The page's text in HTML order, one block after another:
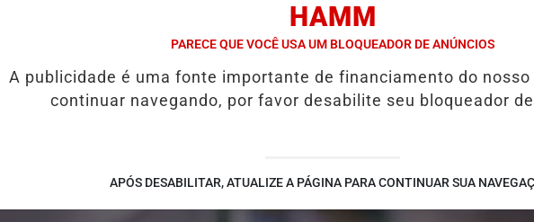
2 MIL KM MEDIDA PROVISÓRIA REFORÇA CRÉDITO E HABITAÇÃO E ALTERA
HAMM
PARECE QUE VOCÊ USA UM BLOQUEADOR DE ANÚNCIOS
A publicidade é uma fonte importante de financiamento do nosso
continuar navegando, por favor desabilite seu bloqueador
APÓS DESABILITAR, ATUALIZE A PÁGINA PARA CONTINUAR SUA